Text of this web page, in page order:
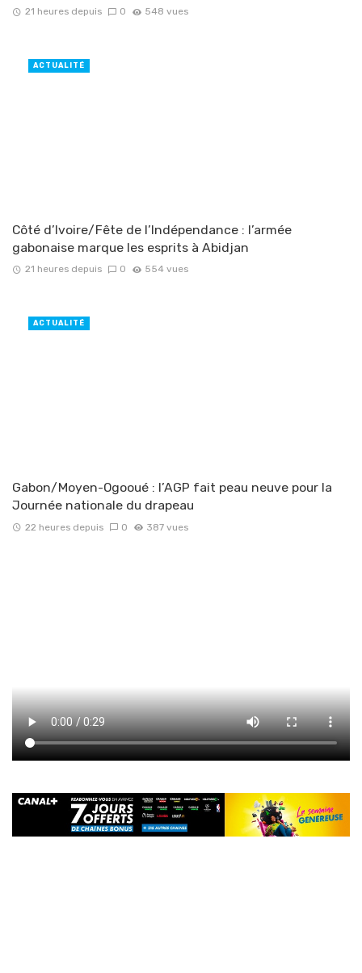
21 heures depuis 0 548 vues
Côté d’Ivoire/Fête de l’Indépendance : l’armée
gabonaise marque les esprits à Abidjan
21 heures depuis 0 554 vues
ACTUALITÉ
Gabon/Moyen-Ogooué : l’AGP fait peau neuve pour la
Journée nationale du drapeau
22 heures depuis 0 387 vues
ACTUALITÉ